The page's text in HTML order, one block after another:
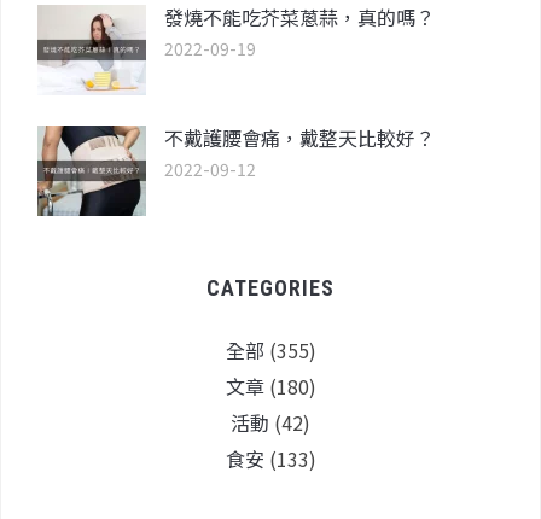
發燒不能吃芥菜蔥蒜，真的嗎？
2022-09-19
不戴護腰會痛，戴整天比較好？
2022-09-12
CATEGORIES
全部 (355)
文章(180)
活動 (42)
食安 (133)